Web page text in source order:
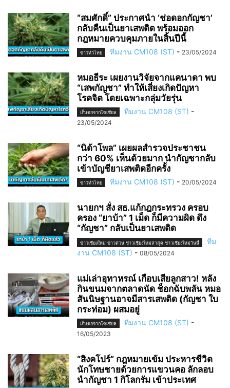
“สมศักดิ์” ประกาศนำ ‘ช่อดอกกัญชา’
กลับคืนเป็นยาเสพติด พร้อมออก
กฎหมายควบคุมภายในสิ้นปีนี้
ข่าวทั่วไทย ทีมงาน CM108 (ST) - 23/05/2024
หมอธีระ เผยงานวิจัยจากแคนาดา พบ
“เสพกัญชา” ทำให้เสี่ยงเกิดปัญหา
โรคจิต โดยเฉพาะกลุ่มวัยรุ่น
เก็บตกจากโซเชียล ทีมงาน CM108 (ST) -
23/05/2024
“นิด้าโพล” เผยผลสำรวจประชาชน
กว่า 60% เห็นด้วยมาก นำกัญชากลับ
เข้าบัญชียาเสพติดอีกครั้ง
ข่าวทั่วไทย ทีมงาน CM108 (ST) - 20/05/2024
นายกฯ สั่ง สธ.แก้กฎกระทรวง ครอบ
ครอง “ยาบ้า” 1 เม็ด ก็มีความผิด ดึง
“กัญชา” กลับเป็นยาเสพติด
ข่าวเชียงใหม่ ข่าวด่วน ข่าวเชียงใหม่ล่าสุด ข่าวเชียงใหม่วันนี้
ทีม
งาน CM108 (ST) - 08/05/2024
แม่เล่าอุทาหรณ์ เกือบเสียลูกสาว! หลัง
กินขนมจากตลาดนัด ช็อกฉับพลัน หมอ
สันนิษฐานอาจมีสารเสพติด (กัญชา ใบ
กระท่อม) ผสมอยู่
เก็บตกจากโซเชียล ทีมงาน CM108 (ST) -
16/05/2023
“สิงคโปร์” กฎหมายเข้ม ประหารชีวิต
นักโทษชายด้วยการแขวนคอ ลักลอบ
นำกัญชา 1 กิโลกรัม เข้าประเทศ